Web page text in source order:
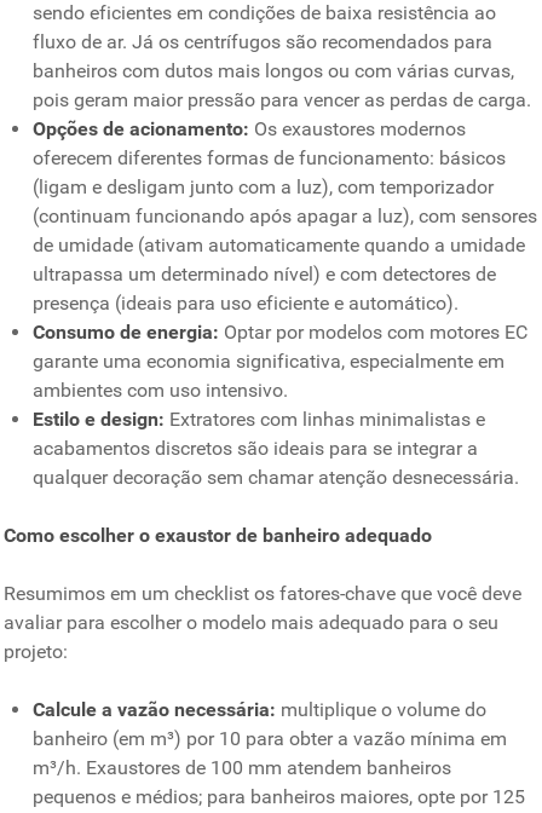
sendo eficientes em condições de baixa resistência ao
fluxo de ar. Já os centrífugos são recomendados para
banheiros com dutos mais longos ou com várias curvas,
pois geram maior pressão para vencer as perdas de carga.
Opções de acionamento: Os exaustores modernos
oferecem diferentes formas de funcionamento: básicos
(ligam e desligam junto com a luz), com temporizador
(continuam funcionando após apagar a luz), com sensores
de umidade (ativam automaticamente quando a umidade
ultrapassa um determinado nível) e com detectores de
presença (ideais para uso eficiente e automático).
Consumo de energia: Optar por modelos com motores EC
garante uma economia significativa, especialmente em
ambientes com uso intensivo.
Estilo e design: Extratores com linhas minimalistas e
acabamentos discretos são ideais para se integrar a
qualquer decoração sem chamar atenção desnecessária.
Como escolher o exaustor de banheiro adequado
Resumimos em um checklist os fatores-chave que você deve
avaliar para escolher o modelo mais adequado para o seu
projeto:
Calcule a vazão necessária: multiplique o volume do
banheiro (em m³) por 10 para obter a vazão mínima em
m³/h. Exaustores de 100 mm atendem banheiros
pequenos e médios; para banheiros maiores, opte por 125